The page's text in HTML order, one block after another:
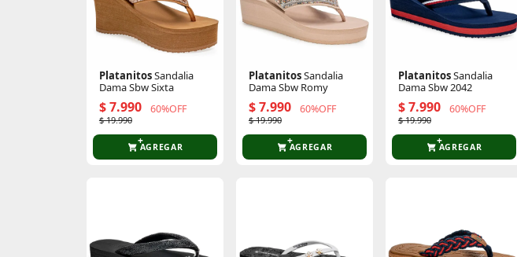
PlatanitosSandalia
Dama Sbw Sixta
$ 7.990 60%OFF
$ 19.990
AGREGAR
PlatanitosSandalia
Dama Sbw Romy
$ 7.990 60%OFF
$ 19.990
AGREGAR
PlatanitosSandalia
Dama Sbw 2042
$ 7.990 60%OFF
$ 19.990
AGREGAR